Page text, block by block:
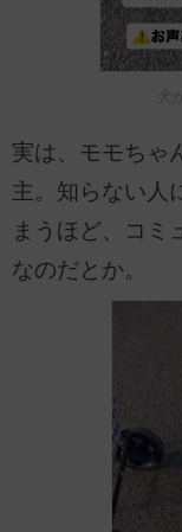
犬
実は、モモちゃ
主。知らない人
まうほど、コミ
なのだとか。